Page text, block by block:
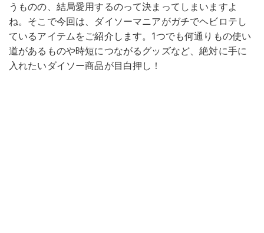
うものの、結局愛用するのって決まってしまいますよ
ね。そこで今回は、ダイソーマニアがガチでヘビロテし
ているアイテムをご紹介します。1つでも何通りもの使い
道があるものや時短につながるグッズなど、絶対に手に
入れたいダイソー商品が目白押し！